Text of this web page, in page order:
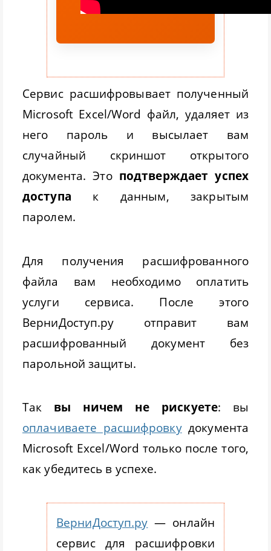
Сервис расшифровывает полученный
Microsoft Excel/Word файл, удаляет из
него пароль и высылает вам
случайный скриншот открытого
документа. Это подтверждает успех
доступа к данным, закрытым
паролем.
Для получения расшифрованного
файла вам необходимо оплатить
услуги сервиса. После этого
ВерниДоступ.ру отправит вам
расшифрованный документ без
парольной защиты.
Так вы ничем не рискуете: вы
оплачиваете расшифровкудокумента
Microsoft Excel/Word только после того,
как убедитесь в успехе.
ВерниДоступ.ру — онлайн
сервис для расшифровки